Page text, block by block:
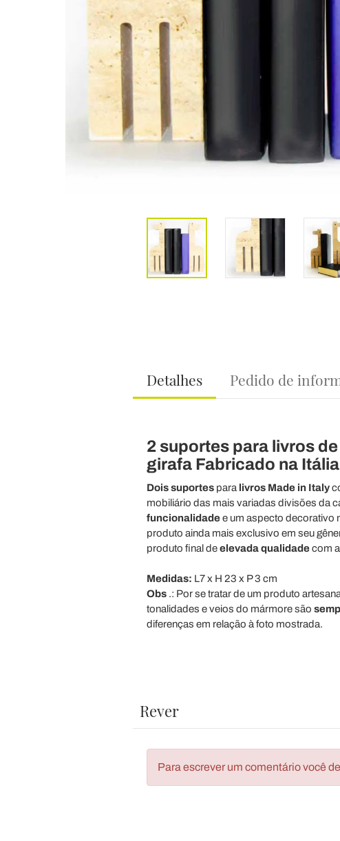
Detalhes Pedido de
2 suportes para livros
girafa Fabricado na
Dois suportespara livros Made in Italy
mobiliário das mais variadas divisões da
funcionalidadee um aspecto decorativo
produto ainda mais exclusivo em seu
produto final deelevada qualidadecom
Medidas: L7 x H 23 x P 3 cm
Obs.: Por se tratar de um produto
tonalidades e veios do mármore são
diferenças em relação à foto mostrada.
Rever
Para escrever um comentário você